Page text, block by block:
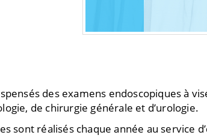
des examens endoscopiques à
de chirurgie générale et d’urologie.
sont réalisés chaque année au service